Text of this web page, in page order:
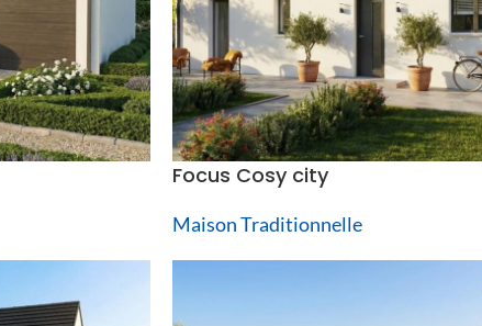
Focus Cosy city
Maison Traditionnelle